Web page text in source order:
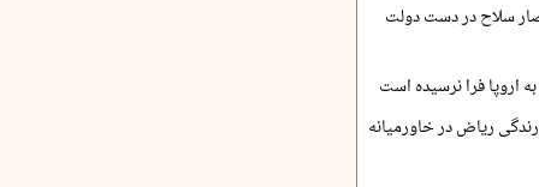
سلاح در دست دولت
اروپا فرا نرسیده است
ریاض در خاورمیانه